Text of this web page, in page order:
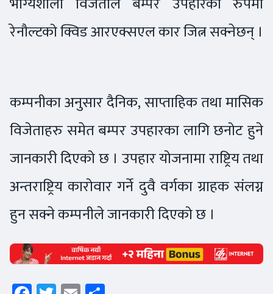
रेनौल्टको क्विड आरएक्सएल कार जित्न सक्नेछन् ।
कम्पनीका अनुसार दैनिक, साप्ताहिक तथा मासिक
विजेताहरु समेत बम्पर उपहारका लागि छनोट हुने
जानकारी दिएको छ । उपहार योजनामा राष्ट्रिय तथा
अन्तराष्ट्रिय कारोवार गर्ने दुवै वर्गका ग्राहक संलग्न
हुन सक्ने कम्पनीले जानकारी दिएको छ ।